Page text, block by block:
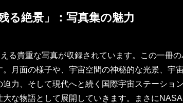
る絶景」：写真集の魅力
る貴重な写真が収録されています。この一冊
。月面の様子や、宇宙空間の神秘的な光景、宇
力、そして現代へと続く国際宇宙ステーショ
な物語として展開していきます。まさに